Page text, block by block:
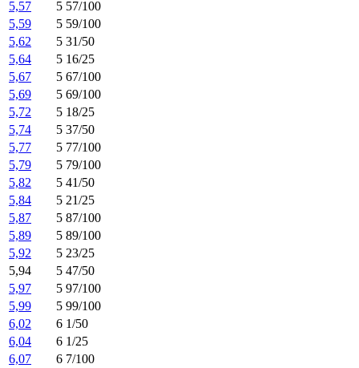
5,57
5 57/100
5,59
5 59/100
5,62
5 31/50
5,64
5 16/25
5,67
5 67/100
5,69
5 69/100
5,72
5 18/25
5,74
5 37/50
5,77
5 77/100
5,79
5 79/100
5,82
5 41/50
5,84
5 21/25
5,87
5 87/100
5,89
5 89/100
5,92
5 23/25
5,94
5 47/50
5,97
5 97/100
5,99
5 99/100
6,02
6 1/50
6,04
6 1/25
6,07
6 7/100